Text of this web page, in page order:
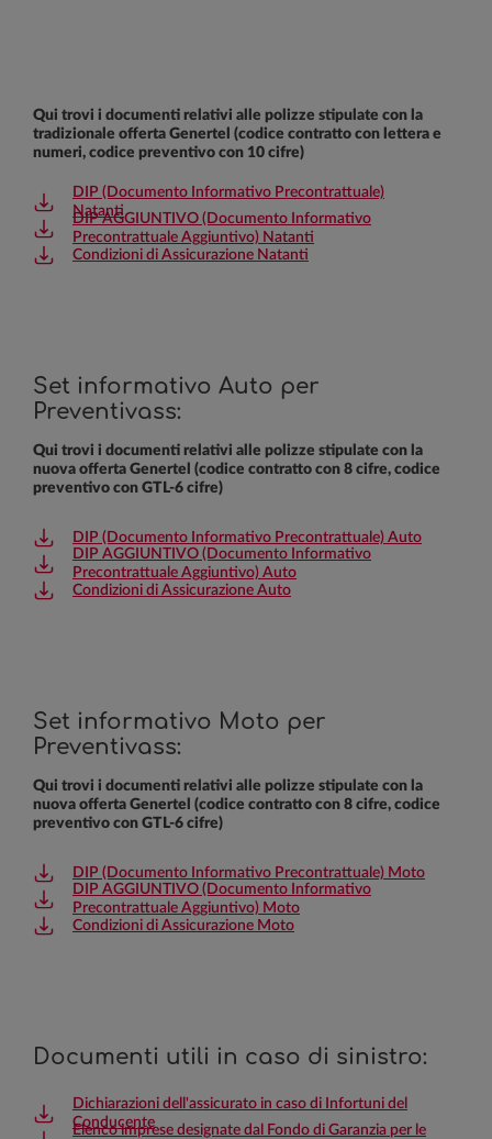
Qui trovi i documenti relativi alle polizze stipulate con la
tradizionale offerta Genertel (codice contratto con lettera e
numeri, codice preventivo con 10 cifre)
DIP (Documento Informativo Precontrattuale)
Natanti
DIP AGGIUNTIVO (Documento Informativo
Precontrattuale Aggiuntivo) Natanti
Condizioni di Assicurazione Natanti
Set informativo Auto per
Preventivass:
Qui trovi i documenti relativi alle polizze stipulate con la
nuova offerta Genertel (codice contratto con 8 cifre, codice
preventivo con GTL-6 cifre)
DIP (Documento Informativo Precontrattuale) Auto
DIP AGGIUNTIVO (Documento Informativo
Precontrattuale Aggiuntivo) Auto
Condizioni di Assicurazione Auto
Set informativo Moto per
Preventivass:
Qui trovi i documenti relativi alle polizze stipulate con la
nuova offerta Genertel (codice contratto con 8 cifre, codice
preventivo con GTL-6 cifre)
DIP (Documento Informativo Precontrattuale) Moto
DIP AGGIUNTIVO (Documento Informativo
Precontrattuale Aggiuntivo) Moto
Condizioni di Assicurazione Moto
Documenti utili in caso di sinistro:
Dichiarazioni dell'assicurato in caso di Infortuni del
Conducente
Elenco imprese designate dal Fondo di Garanzia per le